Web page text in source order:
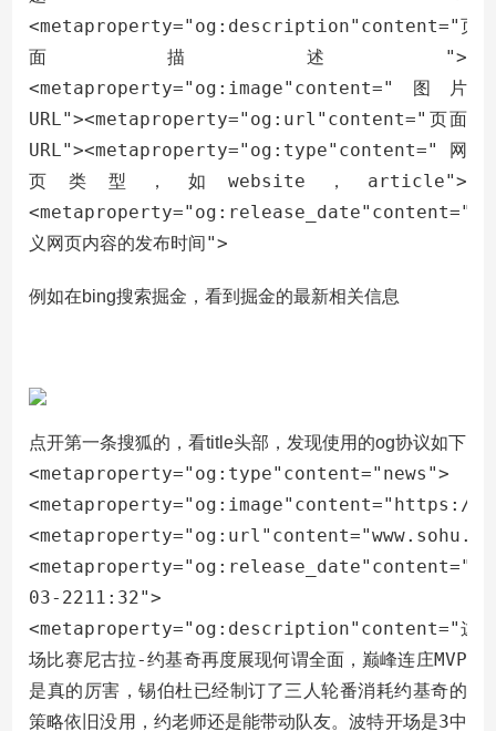
<metaproperty="og:description"content="页
面描述">
<metaproperty="og:image"content="图片
URL"><metaproperty="og:url"content="页面
URL"><metaproperty="og:type"content="网
页类型，如website，article">
<metaproperty="og:release_date"content="定
义网页内容的发布时间">
例如在bing搜索掘金，看到掘金的最新相关信息
点开第一条搜狐的，看title头部，发现使用的og协议如下
<metaproperty="og:type"content="news">
<metaproperty="og:image"content="https://
03-2211:32">
<metaproperty="og:description"content="这
场比赛尼古拉-约基奇再度展现何谓全面，巅峰连庄MVP
是真的厉害，锡伯杜已经制订了三人轮番消耗约基奇的
策略依旧没用，约老师还是能带动队友。波特开场是3中